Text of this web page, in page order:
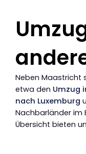
Neben Maastricht
etwa den Umzug
nach Luxemburg
Nachbarländer im
Übersicht bieten